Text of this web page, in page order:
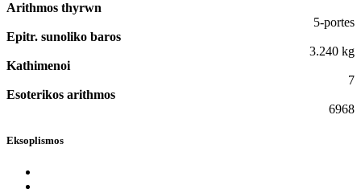
Arithmos thyrwn
5-portes
Epitr. sunoliko baros
3.240 kg
Kathimenoi
7
Esoterikos arithmos
6968
Eksoplismos